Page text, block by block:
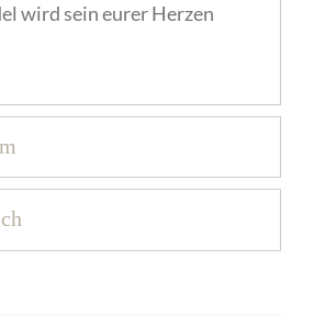
wird sein eurer Herzen